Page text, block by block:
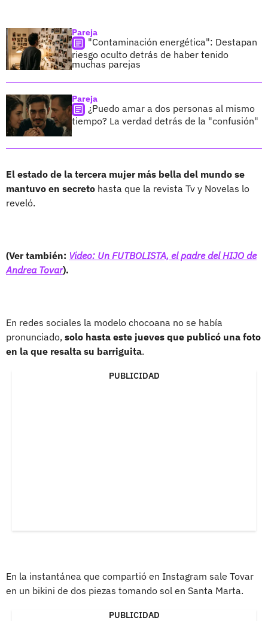
Pareja
"Contaminación energética": Destapan
riesgo oculto detrás de haber tenido
muchas parejas
Pareja
¿Puedo amar a dos personas al mismo
tiempo? La verdad detrás de la "confusión"
El estado de la tercera mujer más bella del mundo se
mantuvo en secreto hasta que la revista Tv y Novelas lo
reveló.
(Ver también: Video: Un FUTBOLISTA, el padre del HIJO de
Andrea Tovar).
En redes sociales la modelo chocoana no se había
pronunciado, solo hasta este jueves que publicó una foto
en la que resalta su barriguita.
PUBLICIDAD
En la instantánea que compartió en Instagram sale Tovar
en un bikini de dos piezas tomando sol en Santa Marta.
PUBLICIDAD